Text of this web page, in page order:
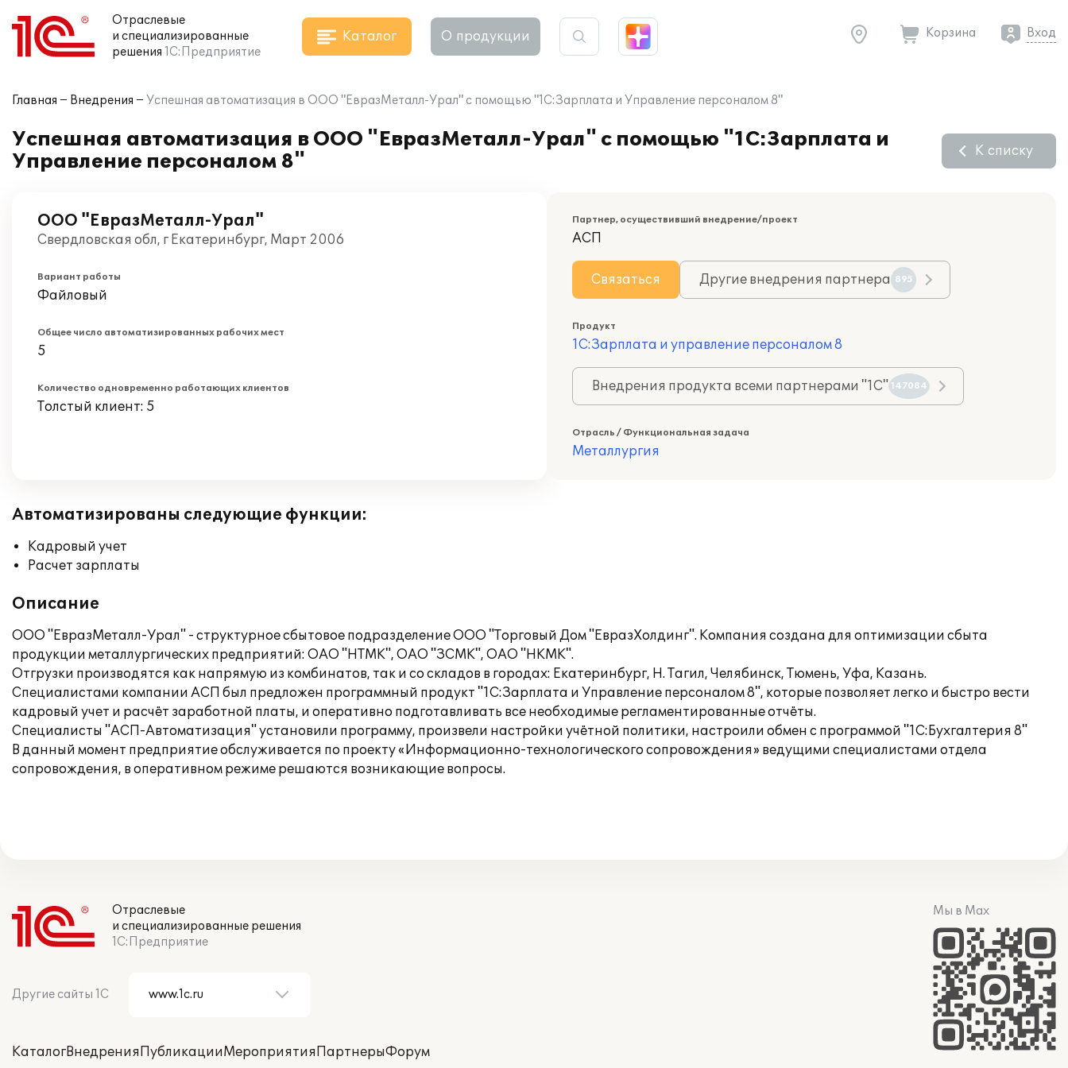
Отраслевые
и специализированные
решения 1С:Предприятие
Каталог О продукции Корзина Вход
Главная Внедрения Успешная автоматизация в ООО "ЕвразМеталл-Урал" с помощью "1С:Зарплата и Управление персоналом 8"
Успешная автоматизация в ООО "ЕвразМеталл-Урал" с помощью "1С:Зарплата и
Управление персоналом 8"
К списку
ООО "ЕвразМеталл-Урал"
Свердловская обл, г Екатеринбург, Март 2006
Вариант работы
Файловый
Общее число автоматизированных рабочих мест
5
Количество одновременно работающих клиентов
Толстый клиент: 5
Партнер, осуществивший внедрение/проект
АСП
Связаться Другие внедрения партнера 895
Продукт
1С:Зарплата и управление персоналом 8
Внедрения продукта всеми партнерами "1С" 147084
Отрасль / Функциональная задача
Металлургия
Автоматизированы следующие функции:
Кадровый учет
Расчет зарплаты
Описание
ООО "ЕвразМеталл-Урал" - структурное сбытовое подразделение ООО "Торговый Дом "ЕвразХолдинг". Компания создана для оптимизации сбыта
продукции металлургических предприятий: ОАО "НТМК", ОАО "ЗСМК", ОАО "НКМК".
Отгрузки производятся как напрямую из комбинатов, так и со складов в городах: Екатеринбург, Н. Тагил, Челябинск, Тюмень, Уфа, Казань.
Специалистами компании АСП был предложен программный продукт "1С:Зарплата и Управление персоналом 8", которые позволяет легко и быстро вести
кадровый учет и расчёт заработной платы, и оперативно подготавливать все необходимые регламентированные отчёты.
Специалисты "АСП-Автоматизация" установили программу, произвели настройки учётной политики, настроили обмен с программой "1С:Бухгалтерия 8"
В данный момент предприятие обслуживается по проекту «Информационно-технологического сопровождения» ведущими специалистами отдела
сопровождения, в оперативном режиме решаются возникающие вопросы.
Отраслевые
и специализированные решения
1С:Предприятие
Другие сайты 1С
КаталогВнедренияПубликацииМероприятияПартнерыФорум
Мы в Max